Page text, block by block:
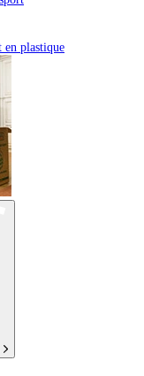
en plastique